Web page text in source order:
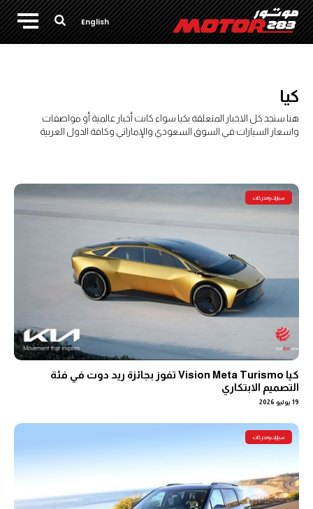
English
كيا
هنا ستجد كل الاخبار المتعلقة بكيا سواء كانت أخبار عالمية أو مواصفات
واسعار السيارات في السوق السعودي والإماراتي وكافة الدول العربية
سيارات ومحركات
كيا Vision Meta Turismo تفوز بجائزة ريد دوت في فئة
التصميم الابتكاري
19 يوليو 2026
سيارات ومحركات